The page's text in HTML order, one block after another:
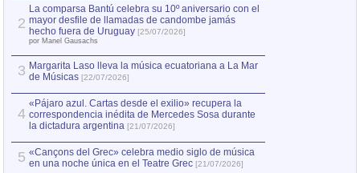
2
La comparsa Bantú celebra su 10º aniversario con el
mayor desfile de llamadas de candombe jamás
hecho fuera de Uruguay [25/07/2026]
por Manel Gausachs
3 Margarita Laso lleva la música ecuatoriana a La Mar
de Músicas [22/07/2026]
4
«Pájaro azul. Cartas desde el exilio» recupera la
correspondencia inédita de Mercedes Sosa durante
la dictadura argentina [21/07/2026]
5 «Cançons del Grec» celebra medio siglo de música
en una noche única en el Teatre Grec [21/07/2026]